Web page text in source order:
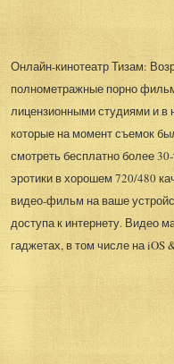
Онлайн-кинотеатр Тизам:
полнометражные порно
лицензионными студиями и в
которые на момент съемок
смотреть бесплатно более
эротики в хорошем 720/480
видео-фильм на ваше
доступа к интернету. Видео
гаджетах, в том числе на iOS